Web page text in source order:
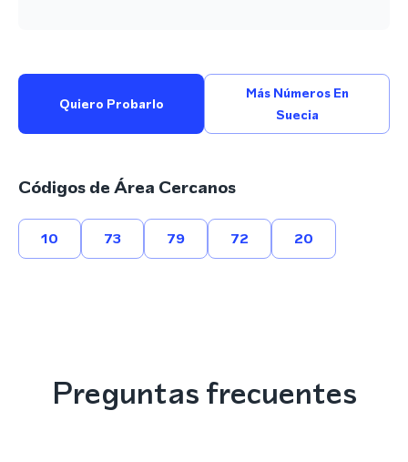
Quiero Probarlo
Más Números En
Suecia
Códigos de Área Cercanos
10 73 79 72 20
Preguntas frecuentes